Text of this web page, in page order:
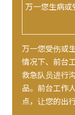
万一您生病或
万一您受伤或
情况下、前台
救急队员进行
品。前台工作
点，让您的出